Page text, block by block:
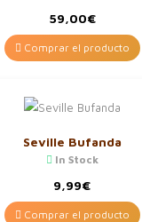
59,00€
Comprar el producto
Seville Bufanda
In Stock
9,99€
Comprar el producto